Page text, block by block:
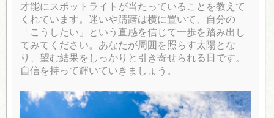
才能にスポットライトが当たっていることを教えて
くれています。迷いや躊躇は横に置いて、自分の
「こうしたい」という直感を信じて一歩を踏み出し
てみてください。あなたが周囲を照らす太陽とな
り、望む結果をしっかりと引き寄せられる日です。
自信を持って輝いていきましょう。